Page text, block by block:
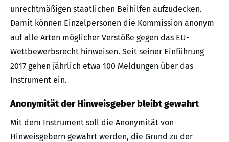
unrechtmäßigen staatlichen Beihilfen aufzudecken.
Damit können Einzelpersonen die Kommission anonym
auf alle Arten möglicher Verstöße gegen das EU-
Wettbewerbsrecht hinweisen. Seit seiner Einführung
2017 gehen jährlich etwa 100 Meldungen über das
Instrument ein.
Anonymität der Hinweisgeber bleibt gewahrt
Mit dem Instrument soll die Anonymität von
Hinweisgebern gewahrt werden, die Grund zu der